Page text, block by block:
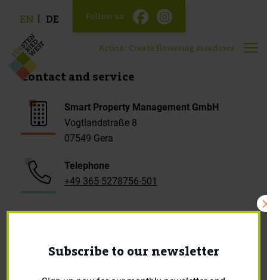
EN DE Follow us
Action: Create flowering meadows
Contact and service
Smart Property Management GmbH
Vogtlandstraße 8
07549 Gera
Telephone
+49 365 5278756-501
Repair requests and forms
Subscribe to our newsletter